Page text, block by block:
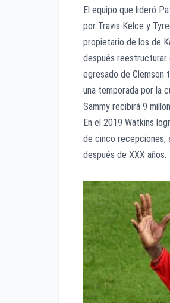
El equipo que lideró
por Travis Kelce y
propietario de los de
después reestructurar
egresado de Clemson
una temporada por la
Sammy recibirá 9
En el 2019 Watkins
de cinco recepciones,
después de XXX años.